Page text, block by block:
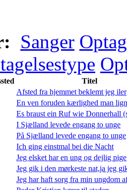
Sanger
Titel
Afsted fra hjemmet beklemt jeg iler
En ven foruden kærlighed man
Es braust ein Ruf wie Donnerhall
I Sjælland levede engang to unge
På Sjælland levede engang to unge
Ich ging einstmal bei die Nacht
Jeg elsket har en ung og dejlig pige
Jeg gik i den mørkeste nat,ja jeg
Jeg har haft sorg fra min ungdom